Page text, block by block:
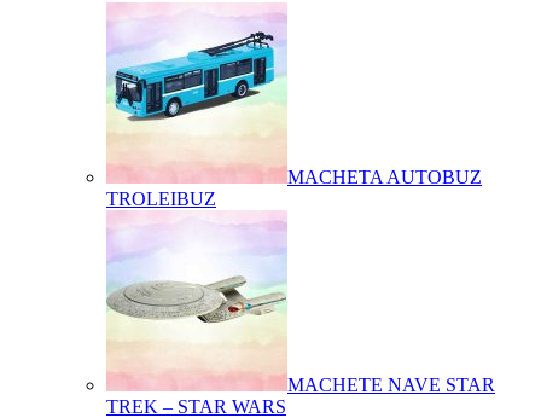
MACHETA AUTOBUZ
TROLEIBUZ
MACHETE NAVE STAR
TREK – STAR WARS